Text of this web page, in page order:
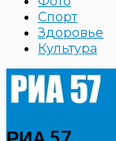
Спорт
Здоровье
Культура